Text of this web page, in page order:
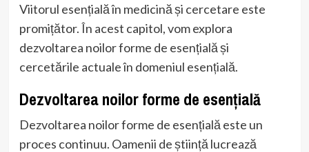
Viitorul esențială în medicină și cercetare este
promițător. În acest capitol, vom explora
dezvoltarea noilor forme de esențială și
cercetările actuale în domeniul esențială.
Dezvoltarea noilor forme de esențială
Dezvoltarea noilor forme de esențială este un
proces continuu. Oamenii de știință lucrează